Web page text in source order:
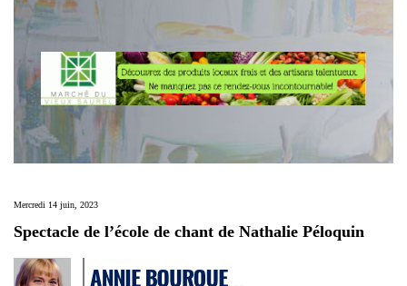
Mercredi 14 juin, 2023
Spectacle de l’école de chant de Nathalie Péloquin